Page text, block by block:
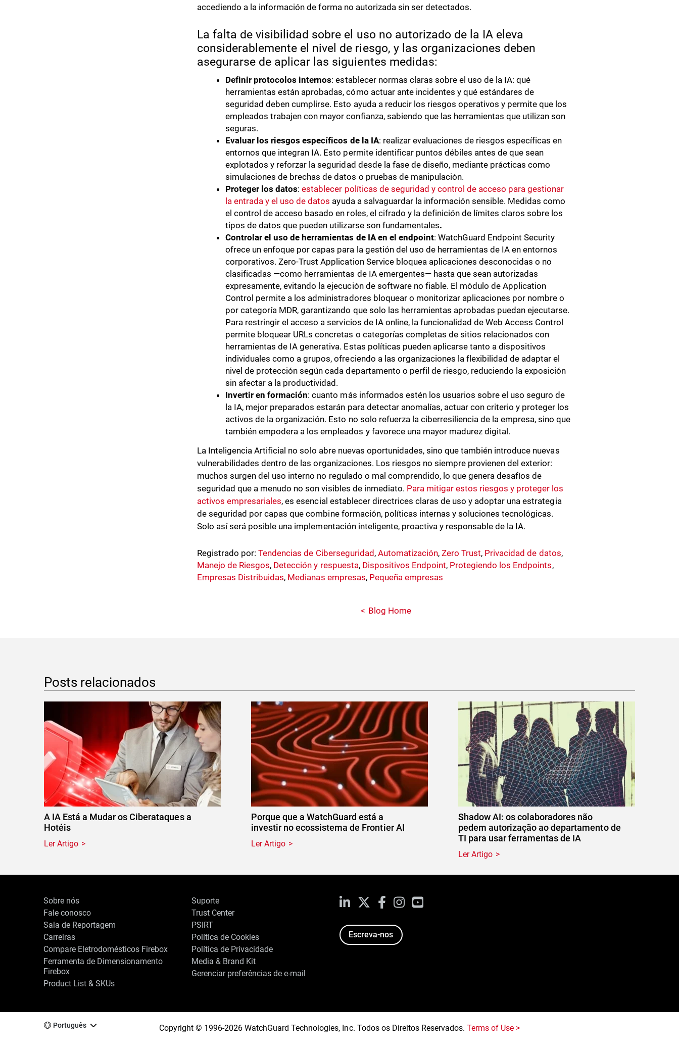
accediendo a la información de forma no autorizada sin ser detectados.
La falta de visibilidad sobre el uso no autorizado de la IA eleva
considerablemente el nivel de riesgo, y las organizaciones deben
asegurarse de aplicar las siguientes medidas:
Definir protocolos internos: establecer normas claras sobre el uso de la IA: qué
herramientas están aprobadas, cómo actuar ante incidentes y qué estándares de
seguridad deben cumplirse. Esto ayuda a reducir los riesgos operativos y permite que los
empleados trabajen con mayor confianza, sabiendo que las herramientas que utilizan son
seguras.
Evaluar los riesgos específicos de la IA: realizar evaluaciones de riesgos específicas en
entornos que integran IA. Esto permite identificar puntos débiles antes de que sean
explotados y reforzar la seguridad desde la fase de diseño, mediante prácticas como
simulaciones de brechas de datos o pruebas de manipulación.
Proteger los datos:establecer políticas de seguridad y control de acceso para gestionar
la entrada y el uso de datos ayuda a salvaguardar la información sensible. Medidas como
el control de acceso basado en roles, el cifrado y la definición de límites claros sobre los
tipos de datos que pueden utilizarse son fundamentales.
Controlar el uso de herramientas de IA en el endpoint: WatchGuard Endpoint Security
ofrece un enfoque por capas para la gestión del uso de herramientas de IA en entornos
corporativos. Zero-Trust Application Service bloquea aplicaciones desconocidas o no
clasificadas —como herramientas de IA emergentes— hasta que sean autorizadas
expresamente, evitando la ejecución de software no fiable. El módulo de Application
Control permite a los administradores bloquear o monitorizar aplicaciones por nombre o
por categoría MDR, garantizando que solo las herramientas aprobadas puedan ejecutarse.
Para restringir el acceso a servicios de IA online, la funcionalidad de Web Access Control
permite bloquear URLs concretas o categorías completas de sitios relacionados con
herramientas de IA generativa. Estas políticas pueden aplicarse tanto a dispositivos
individuales como a grupos, ofreciendo a las organizaciones la flexibilidad de adaptar el
nivel de protección según cada departamento o perfil de riesgo, reduciendo la exposición
sin afectar a la productividad.
Invertir en formación: cuanto más informados estén los usuarios sobre el uso seguro de
la IA, mejor preparados estarán para detectar anomalías, actuar con criterio y proteger los
activos de la organización. Esto no solo refuerza la ciberresiliencia de la empresa, sino que
también empodera a los empleados y favorece una mayor madurez digital.
La Inteligencia Artificial no solo abre nuevas oportunidades, sino que también introduce nuevas
vulnerabilidades dentro de las organizaciones. Los riesgos no siempre provienen del exterior:
muchos surgen del uso interno no regulado o mal comprendido, lo que genera desafíos de
seguridad que a menudo no son visibles de inmediato. Para mitigar estos riesgos y proteger los
activos empresariales, es esencial establecer directrices claras de uso y adoptar una estrategia
de seguridad por capas que combine formación, políticas internas y soluciones tecnológicas.
Solo así será posible una implementación inteligente, proactiva y responsable de la IA.
Registrado por: Tendencias de Ciberseguridad , Automatización,Zero Trust, Privacidad de datos,
Manejo de Riesgos, Detección y respuesta, Dispositivos Endpoint, Protegiendo los Endpoints,
Empresas Distribuidas, Medianas empresas, Pequeña empresas
Blog Home
Posts relacionados
A IA Está a Mudar os Ciberataques a
Hotéis
Ler Artigo
Porque que a WatchGuard está a
investir no ecossistema de Frontier AI
Ler Artigo
Shadow AI: os colaboradores não
pedem autorização ao departamento de
TI para usar ferramentas de IA
Ler Artigo
Sobre nós
Fale conosco
Sala de Reportagem
Carreiras
Compare Eletrodomésticos Firebox
Ferramenta de Dimensionamento
Firebox
Product List & SKUs
Suporte
Trust Center
PSIRT
Política de Cookies
Política de Privacidade
Media & Brand Kit
Gerenciar preferências de e-mail
LinkedIn Facebook
InstagramYouTube
Escreva-nos
Português Copyright © 1996-2026 WatchGuard Technologies, Inc. Todos os Direitos Reservados.Terms of Use >